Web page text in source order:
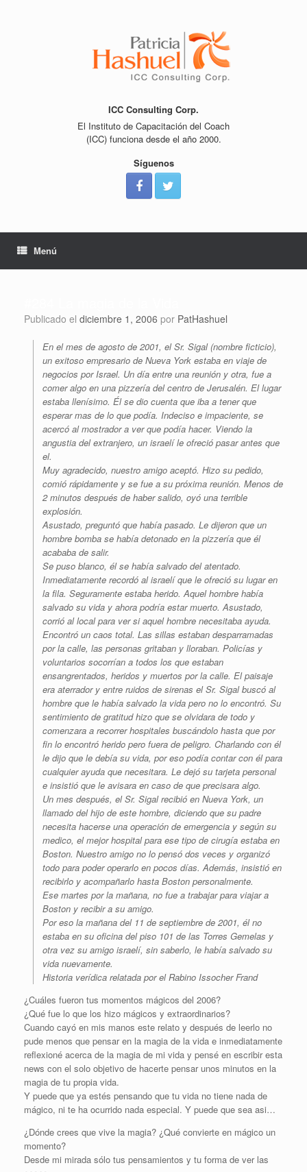
ICC Consulting Corp.
El Instituto de Capacitación del Coach
(ICC) funciona desde el año 2000.
Síguenos
Menú
Publicado el diciembre 1, 2006 por PatHashuel
En el mes de agosto de 2001, el Sr. Sigal (nombre ficticio),
un exitoso empresario de Nueva York estaba en viaje de
negocios por Israel. Un día entre una reunión y otra, fue a
comer algo en una pizzería del centro de Jerusalén. El lugar
estaba llenísimo. Él se dio cuenta que iba a tener que
esperar mas de lo que podía. Indeciso e impaciente, se
acercó al mostrador a ver que podía hacer. Viendo la
angustia del extranjero, un israelí le ofreció pasar antes que
el.
Muy agradecido, nuestro amigo aceptó. Hizo su pedido,
comió rápidamente y se fue a su próxima reunión. Menos de
2 minutos después de haber salido, oyó una terrible
explosión.
Asustado, preguntó que había pasado. Le dijeron que un
hombre bomba se había detonado en la pizzería que él
acababa de salir.
Se puso blanco, él se había salvado del atentado.
Inmediatamente recordó al israelí que le ofreció su lugar en
la fila. Seguramente estaba herido. Aquel hombre había
salvado su vida y ahora podría estar muerto. Asustado,
corrió al local para ver si aquel hombre necesitaba ayuda.
Encontró un caos total. Las sillas estaban desparramadas
por la calle, las personas gritaban y lloraban. Policías y
voluntarios socorrían a todos los que estaban
ensangrentados, heridos y muertos por la calle. El paisaje
era aterrador y entre ruidos de sirenas el Sr. Sigal buscó al
hombre que le había salvado la vida pero no lo encontró. Su
sentimiento de gratitud hizo que se olvidara de todo y
comenzara a recorrer hospitales buscándolo hasta que por
fin lo encontró herido pero fuera de peligro. Charlando con él
le dijo que le debía su vida, por eso podía contar con él para
cualquier ayuda que necesitara. Le dejó su tarjeta personal
e insistió que le avisara en caso de que precisara algo.
Un mes después, el Sr. Sigal recibió en Nueva York, un
llamado del hijo de este hombre, diciendo que su padre
necesita hacerse una operación de emergencia y según su
medico, el mejor hospital para ese tipo de cirugía estaba en
Boston. Nuestro amigo no lo pensó dos veces y organizó
todo para poder operarlo en pocos días. Además, insistió en
recibirlo y acompañarlo hasta Boston personalmente.
Ese martes por la mañana, no fue a trabajar para viajar a
Boston y recibir a su amigo.
Por eso la mañana del 11 de septiembre de 2001, él no
estaba en su oficina del piso 101 de las Torres Gemelas y
otra vez su amigo israelí, sin saberlo, le había salvado su
vida nuevamente.
Historia verídica relatada por el Rabino Issocher Frand
¿Cuáles fueron tus momentos mágicos del 2006?
¿Qué fue lo que los hizo mágicos y extraordinarios?
Cuando cayó en mis manos este relato y después de leerlo no
pude menos que pensar en la magia de la vida e inmediatamente
reflexioné acerca de la magia de mi vida y pensé en escribir esta
news con el solo objetivo de hacerte pensar unos minutos en la
magia de tu propia vida.
Y puede que ya estés pensando que tu vida no tiene nada de
mágico, ni te ha ocurrido nada especial. Y puede que sea asi…
¿Dónde crees que vive la magia? ¿Qué convierte en mágico un
momento?
Desde mi mirada sólo tus pensamientos y tu forma de ver las